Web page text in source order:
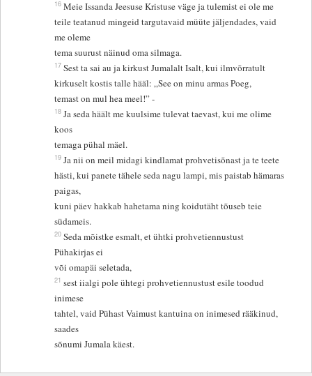
16 Meie Issanda Jeesuse Kristuse väge ja tulemist ei ole me
teile teatanud mingeid targutavaid müüte jäljendades, vaid
me oleme
tema suurust näinud oma silmaga.
17 Sest ta sai au ja kirkust Jumalalt Isalt, kui ilmvõrratult
kirkuselt kostis talle hääl: „See on minu armas Poeg,
temast on mul hea meel!” -
18 Ja seda häält me kuulsime tulevat taevast, kui me olime
koos
temaga pühal mäel.
19 Ja nii on meil midagi kindlamat prohvetisõnast ja te teete
hästi, kui panete tähele seda nagu lampi, mis paistab hämaras
paigas,
kuni päev hakkab hahetama ning koidutäht tõuseb teie
südameis.
20 Seda mõistke esmalt, et ühtki prohvetiennustust
Pühakirjas ei
või omapäi seletada,
21 sest iialgi pole ühtegi prohvetiennustust esile toodud
inimese
tahtel, vaid Pühast Vaimust kantuina on inimesed rääkinud,
saades
sõnumi Jumala käest.